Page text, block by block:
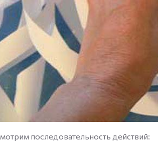
последовательность действий: